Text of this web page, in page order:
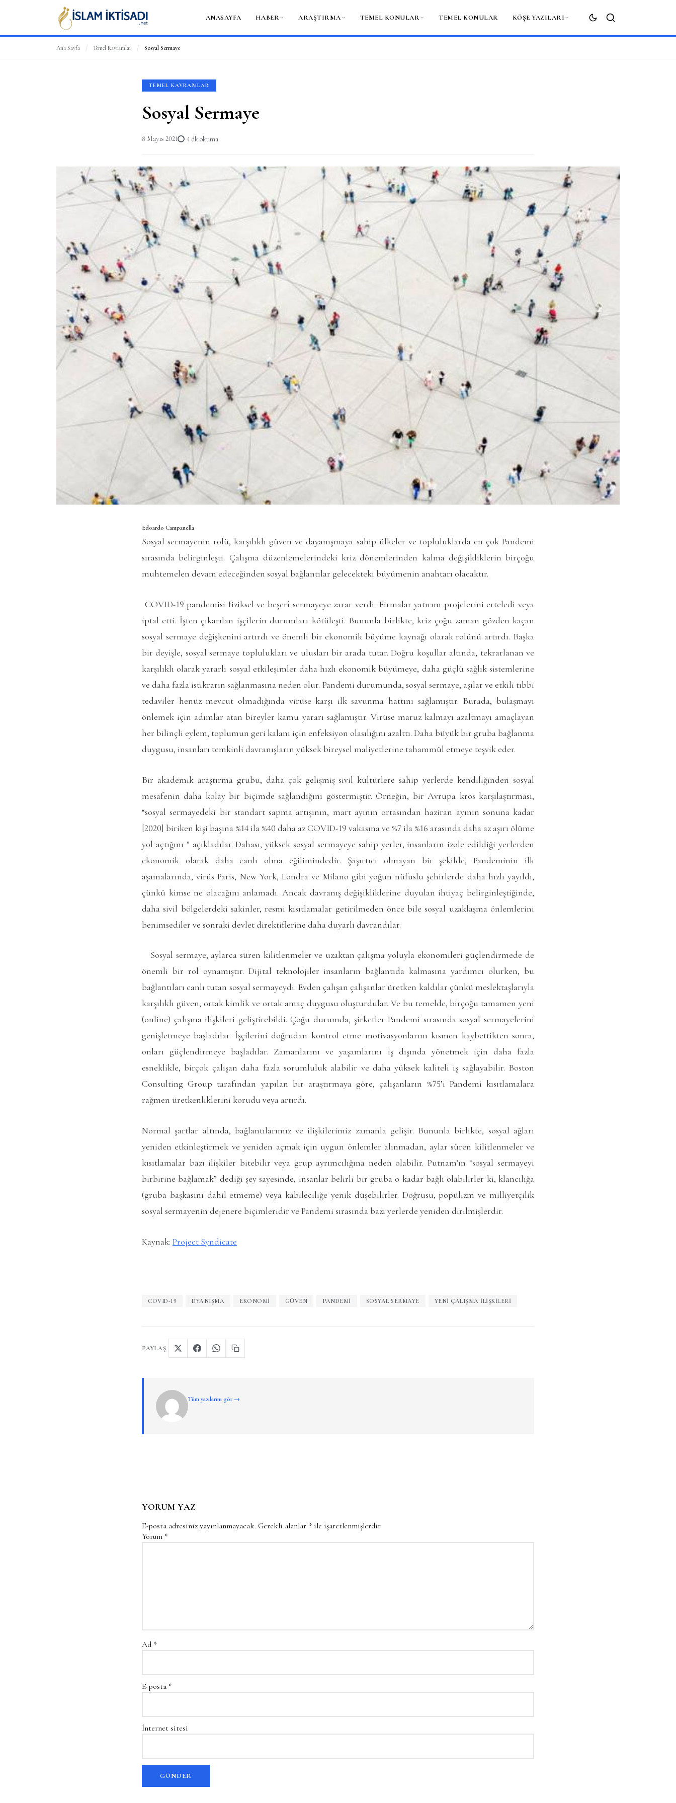
ANASAYFA HABER ARAŞTIRMA TEMEL KONULAR TEMEL KONULAR KÖŞE YAZILARI
ARA
Ana Sayfa / Temel Kavramlar / Sosyal Sermaye
TEMEL KAVRAMLAR
Sosyal Sermaye
8 Mayıs 2021 4 dk okuma
Edoardo Campanella
Sosyal sermayenin rolü, karşılıklı güven ve dayanışmaya sahip ülkeler ve topluluklarda en çok Pandemi
sırasında belirginleşti. Çalışma düzenlemelerindeki kriz dönemlerinden kalma değişikliklerin birçoğu
muhtemelen devam edeceğinden sosyal bağlantılar gelecekteki büyümenin anahtarı olacaktır.
COVID-19 pandemisi fiziksel ve beşerî sermayeye zarar verdi. Firmalar yatırım projelerini erteledi veya
iptal etti. İşten çıkarılan işçilerin durumları kötüleşti. Bununla birlikte, kriz çoğu zaman gözden kaçan
sosyal sermaye değişkenini artırdı ve önemli bir ekonomik büyüme kaynağı olarak rolünü artırdı. Başka
bir deyişle, sosyal sermaye toplulukları ve ulusları bir arada tutar. Doğru koşullar altında, tekrarlanan ve
karşılıklı olarak yararlı sosyal etkileşimler daha hızlı ekonomik büyümeye, daha güçlü sağlık sistemlerine
ve daha fazla istikrarın sağlanmasına neden olur. Pandemi durumunda, sosyal sermaye, aşılar ve etkili tıbbi
tedaviler henüz mevcut olmadığında virüse karşı ilk savunma hattını sağlamıştır. Burada, bulaşmayı
önlemek için adımlar atan bireyler kamu yararı sağlamıştır. Virüse maruz kalmayı azaltmayı amaçlayan
her bilinçli eylem, toplumun geri kalanı için enfeksiyon olasılığını azalttı. Daha büyük bir gruba bağlanma
duygusu, insanları temkinli davranışların yüksek bireysel maliyetlerine tahammül etmeye teşvik eder.
Bir akademik araştırma grubu, daha çok gelişmiş sivil kültürlere sahip yerlerde kendiliğinden sosyal
mesafenin daha kolay bir biçimde sağlandığını göstermiştir. Örneğin, bir Avrupa kros karşılaştırması,
“sosyal sermayedeki bir standart sapma artışının, mart ayının ortasından haziran ayının sonuna kadar
[2020] biriken kişi başına %14 ila %40 daha az COVID-19 vakasına ve %7 ila %16 arasında daha az aşırı ölüme
yol açtığını ” açıkladılar. Dahası, yüksek sosyal sermayeye sahip yerler, insanların izole edildiği yerlerden
ekonomik olarak daha canlı olma eğilimindedir. Şaşırtıcı olmayan bir şekilde, Pandeminin ilk
aşamalarında, virüs Paris, New York, Londra ve Milano gibi yoğun nüfuslu şehirlerde daha hızlı yayıldı,
çünkü kimse ne olacağını anlamadı. Ancak davranış değişikliklerine duyulan ihtiyaç belirginleştiğinde,
daha sivil bölgelerdeki sakinler, resmi kısıtlamalar getirilmeden önce bile sosyal uzaklaşma önlemlerini
benimsediler ve sonraki devlet direktiflerine daha duyarlı davrandılar.
Sosyal sermaye, aylarca süren kilitlenmeler ve uzaktan çalışma yoluyla ekonomileri güçlendirmede de
önemli bir rol oynamıştır. Dijital teknolojiler insanların bağlantıda kalmasına yardımcı olurken, bu
bağlantıları canlı tutan sosyal sermayeydi. Evden çalışan çalışanlar üretken kaldılar çünkü meslektaşlarıyla
karşılıklı güven, ortak kimlik ve ortak amaç duygusu oluşturdular. Ve bu temelde, birçoğu tamamen yeni
(online) çalışma ilişkileri geliştirebildi. Çoğu durumda, şirketler Pandemi sırasında sosyal sermayelerini
genişletmeye başladılar. İşçilerini doğrudan kontrol etme motivasyonlarını kısmen kaybettikten sonra,
onları güçlendirmeye başladılar. Zamanlarını ve yaşamlarını iş dışında yönetmek için daha fazla
esneklikle, birçok çalışan daha fazla sorumluluk alabilir ve daha yüksek kaliteli iş sağlayabilir. Boston
Consulting Group tarafından yapılan bir araştırmaya göre, çalışanların %75’i Pandemi kısıtlamalara
rağmen üretkenliklerini korudu veya artırdı.
Normal şartlar altında, bağlantılarımız ve ilişkilerimiz zamanla gelişir. Bununla birlikte, sosyal ağları
yeniden etkinleştirmek ve yeniden açmak için uygun önlemler alınmadan, aylar süren kilitlenmeler ve
kısıtlamalar bazı ilişkiler bitebilir veya grup ayrımcılığına neden olabilir. Putnam’ın “sosyal sermayeyi
birbirine bağlamak” dediği şey sayesinde, insanlar belirli bir gruba o kadar bağlı olabilirler ki, klancılığa
(gruba başkasını dahil etmeme) veya kabileciliğe yenik düşebilirler. Doğrusu, popülizm ve milliyetçilik
sosyal sermayenin dejenere biçimleridir ve Pandemi sırasında bazı yerlerde yeniden dirilmişlerdir.
Kaynak: Project Syndicate
COVID-19 DYANIŞMA EKONOMI GÜVEN PANDEMI SOSYAL SERMAYE YENI ÇALIŞMA İLIŞKILERI
PAYLAŞ
Tüm yazılarını gör →
YORUM YAZ
E-posta adresiniz yayınlanmayacak. Gerekli alanlar * ile işaretlenmişlerdir
Yorum *
Ad *
E-posta *
İnternet sitesi